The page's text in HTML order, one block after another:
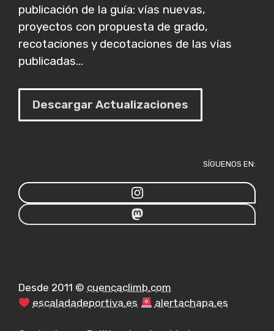
publicación de la guía: vías nuevas,
proyectos con propuesta de grado,
recotaciones y decotaciones de las vías
publicadas...
Descargar Actualizaciones
SÍGUENOS EN:
Desde 2011 © cuencaclimb.com
escaladadeportiva.es
alertachapa.es